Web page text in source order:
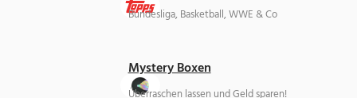
Bundesliga, Basketball, WWE & Co
Mystery Boxen
Überraschen lassen und Geld sparen!